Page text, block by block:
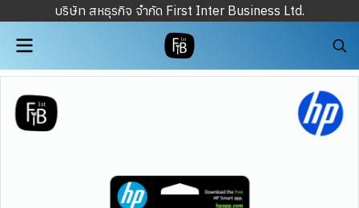
บริษัท สหธุรกิจ จำกัด First Inter Business Ltd.